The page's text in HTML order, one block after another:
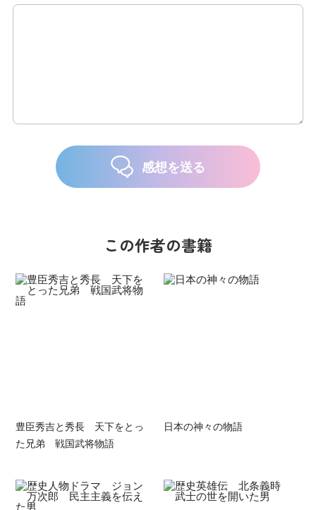
感想を送る
この作者の書籍
豊臣秀吉と秀長 天下をとっ
た兄弟 戦国武将物語
日本の神々の物語